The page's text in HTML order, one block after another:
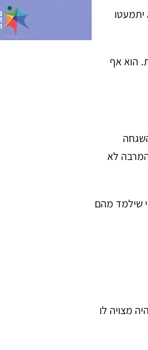
הוא אף
לא
שילמד מהם
מצויה לו